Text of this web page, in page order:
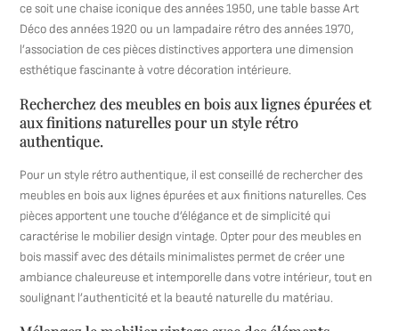
ce soit une chaise iconique des années 1950, une table basse Art
Déco des années 1920 ou un lampadaire rétro des années 1970,
l’association de ces pièces distinctives apportera une dimension
esthétique fascinante à votre décoration intérieure.
Recherchez des meubles en bois aux lignes épurées et
aux finitions naturelles pour un style rétro
authentique.
Pour un style rétro authentique, il est conseillé de rechercher des
meubles en bois aux lignes épurées et aux finitions naturelles. Ces
pièces apportent une touche d’élégance et de simplicité qui
caractérise le mobilier design vintage. Opter pour des meubles en
bois massif avec des détails minimalistes permet de créer une
ambiance chaleureuse et intemporelle dans votre intérieur, tout en
soulignant l’authenticité et la beauté naturelle du matériau.